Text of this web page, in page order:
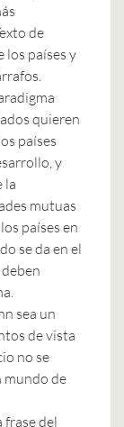
de
los países y
quieren
países
y
la
mutuas
países en
se da en el
sea un
de vista
no se
mundo de
frase del